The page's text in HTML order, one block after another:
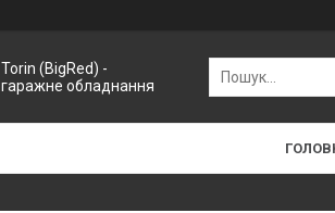
Torin (BigRed) -
гаражне обладнання